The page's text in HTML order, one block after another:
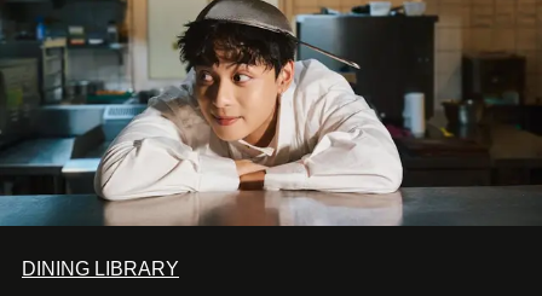
DINING LIBRARY